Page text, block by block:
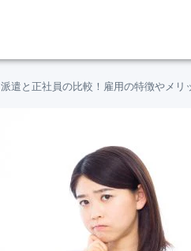
派遣と正社員の比較！雇用の特徴やメ